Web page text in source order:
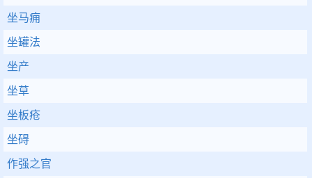
坐马痈
坐罐法
坐产
坐草
坐板疮
坐碍
作强之官